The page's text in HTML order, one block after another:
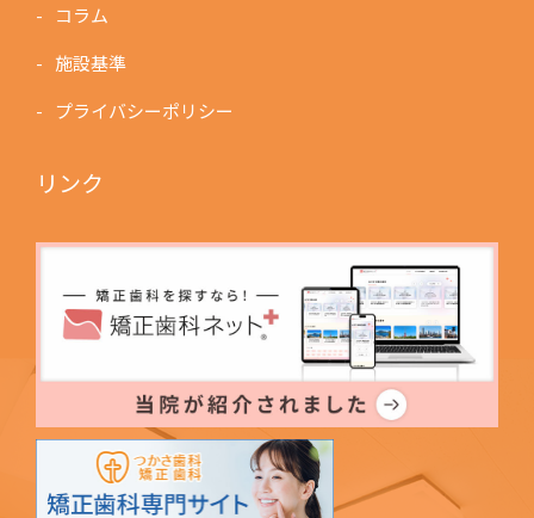
コラム
施設基準
プライバシーポリシー
リンク